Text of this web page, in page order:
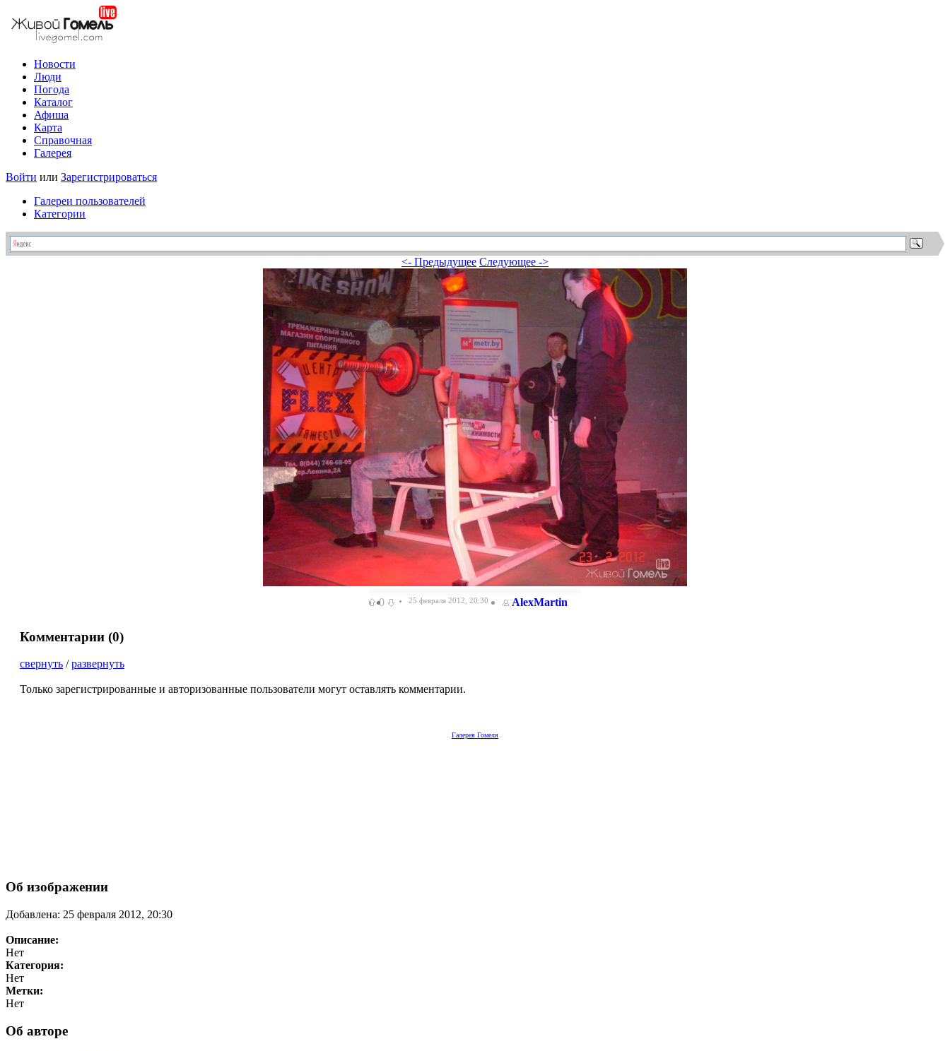
Новости
Люди
Погода
Каталог
Афиша
Карта
Справочная
Галерея
Войти или Зарегистрироваться
Галереи пользователей
Категории
<- Предыдущее Следующее ->
0 25 февраля 2012, 20:30 AlexMartin
Комментарии (0)
свернуть /развернуть
Только зарегистрированные и авторизованные пользователи могут оставлять комментарии.
Галерея Гомеля
Об изображении
Добавлена: 25 февраля 2012, 20:30
Описание:
Нет
Категория:
Нет
Метки:
Нет
Об авторе